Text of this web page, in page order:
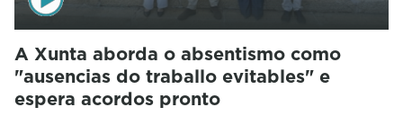
A Xunta aborda o absentismo como
"ausencias do traballo evitables" e
espera acordos pronto